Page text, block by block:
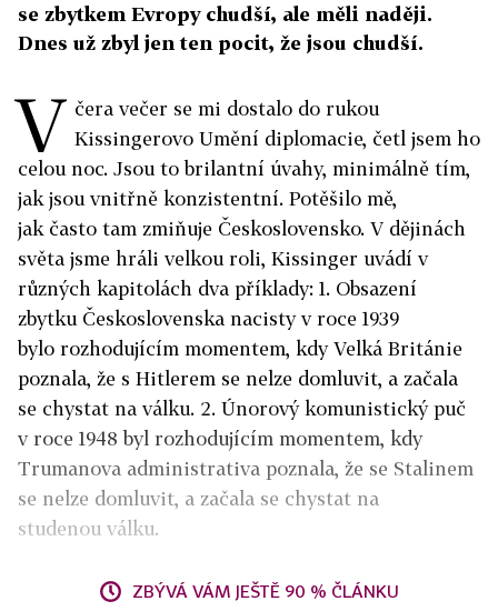
se zbytkem Evropy chudší, ale měli naději.
Dnes už zbyl jen ten pocit, že jsou chudší.
V čera večer se mi dostalo do rukou
Kissingerovo Umění diplomacie, četl jsem ho
celou noc. Jsou to brilantní úvahy, minimálně tím,
jak jsou vnitřně konzistentní. Potěšilo mě,
jak často tam zmiňuje Československo. V dějinách
světa jsme hráli velkou roli, Kissinger uvádí v
různých kapitolách dva příklady: 1. Obsazení
zbytku Československa nacisty v roce 1939
bylo rozhodujícím momentem, kdy Velká Británie
poznala, že s Hitlerem se nelze domluvit, a začala
se chystat na válku. 2. Únorový komunistický puč
v roce 1948 byl rozhodujícím momentem, kdy
Trumanova administrativa poznala, že se Stalinem
se nelze domluvit, a začala se chystat na
studenou válku.
ZBÝVÁ VÁM JEŠTĚ 90 % ČLÁNKU